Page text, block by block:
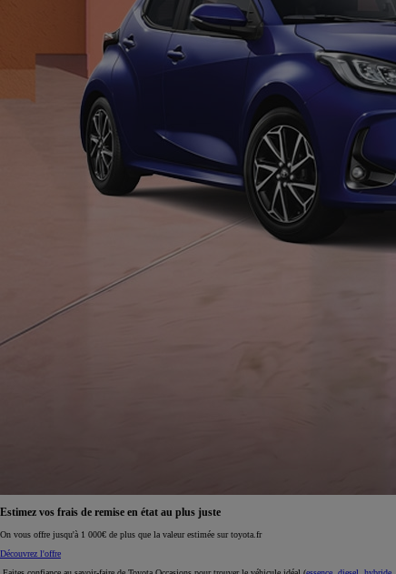
Nouvelle Yaris Cross
Disponible prochainement
Estimez vos frais de remise en état au plus juste
On vous offre jusqu'à 1 000€ de plus que la valeur estimée sur toyota.fr
Découvrez l'offre